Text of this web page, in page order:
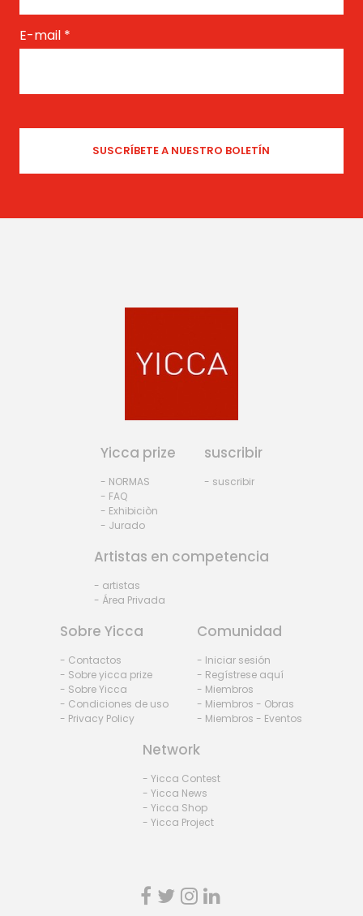
E-mail *
Yicca prize
- NORMAS
- FAQ
- Exhibiciòn
- Jurado
suscribir
- suscribir
Artistas en competencia
- artistas
- Área Privada
Sobre Yicca
- Contactos
- Sobre yicca prize
- Sobre Yicca
- Condiciones de uso
- Privacy Policy
Comunidad
- Iniciar sesión
- Regístrese aquí
- Miembros
- Miembros - Obras
- Miembros - Eventos
Network
- Yicca Contest
- Yicca News
- Yicca Shop
- Yicca Project